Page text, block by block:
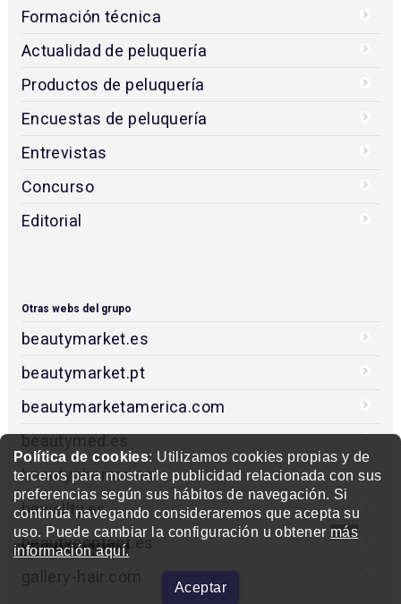
Política de cookies: Utilizamos cookies propias y de
terceros para mostrarle publicidad relacionada con sus
preferencias según sus hábitos de navegación. Si
continúa navegando consideraremos que acepta su
uso. Puede cambiar la configuración u obtener más
información aquí.
Aceptar
Formación técnica
Actualidad de peluquería
Productos de peluquería
Encuestas de peluquería
Entrevistas
Concurso
Editorial
Otras webs del grupo
beautymarket.es
beautymarket.pt
beautymarketamerica.com
beautymed.es
beautypharma.es
bewellty.es
beautycontact.es
gallery-hair.com